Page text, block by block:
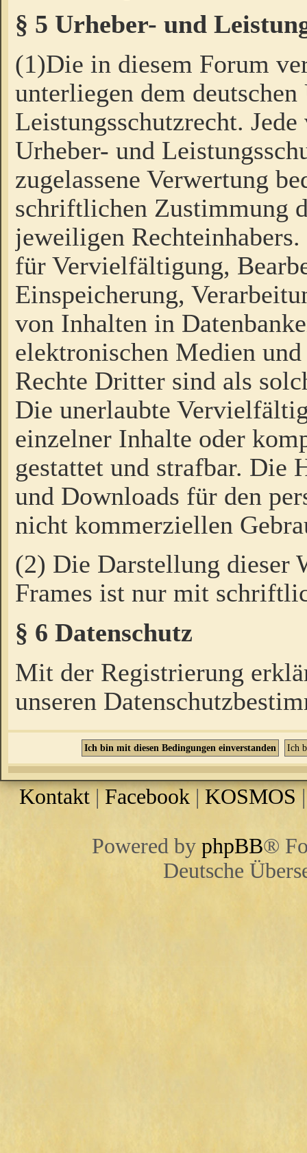
§ 5 Urheber- und
(1)Die in diesem Forum
unterliegen dem
Leistungsschutzrecht.
Urheber- und
zugelassene Verwertung
schriftlichen Zustimmung
jeweiligen
für Vervielfältigung,
Einspeicherung,
von Inhalten in
elektronischen Medien
Rechte Dritter sind als
Die unerlaubte
einzelner Inhalte oder
gestattet und strafbar. Die
und Downloads für den
nicht kommerziellen
(2) Die Darstellung dieser
Frames ist nur mit
§ 6 Datenschutz
Mit der Registrierung
unseren
Kontakt |Facebook | KOSMOS
Powered by phpBB®
Deutsche